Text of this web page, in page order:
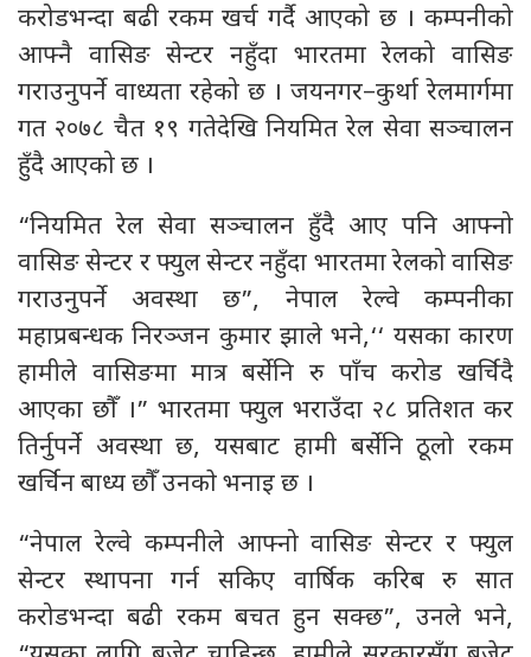
करोडभन्दा बढी रकम खर्च गर्दै आएको छ । कम्पनीको
आफ्नै वासिङ सेन्टर नहुँदा भारतमा रेलको वासिङ
गराउनुपर्ने वाध्यता रहेको छ । जयनगर–कुर्था रेलमार्गमा
गत २०७८ चैत १९ गतेदेखि नियमित रेल सेवा सञ्चालन
हुँदै आएको छ ।
“नियमित रेल सेवा सञ्चालन हुँदै आए पनि आफ्नो
वासिङ सेन्टर र फ्युल सेन्टर नहुँदा भारतमा रेलको वासिङ
गराउनुपर्ने अवस्था छ”, नेपाल रेल्वे कम्पनीका
महाप्रबन्धक निरञ्जन कुमार झाले भने,‘‘ यसका कारण
हामीले वासिङमा मात्र बर्सेनि रु पाँच करोड खर्चिदै
आएका छौँ ।” भारतमा फ्युल भराउँदा २८ प्रतिशत कर
तिर्नुपर्ने अवस्था छ, यसबाट हामी बर्सेनि ठूलो रकम
खर्चिन बाध्य छौँ उनकाे भनाइ छ ।
“नेपाल रेल्वे कम्पनीले आफ्नो वासिङ सेन्टर र फ्युल
सेन्टर स्थापना गर्न सकिए वार्षिक करिब रु सात
करोडभन्दा बढी रकम बचत हुन सक्छ”, उनले भने,